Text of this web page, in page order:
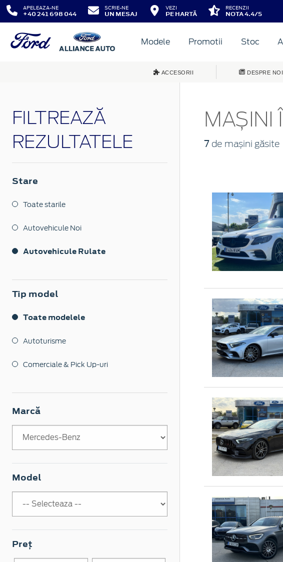
APELEAZA-NE
+40 241 698 044
SCRIE-NE
UN MESAJ
VEZI
PE HARTĂ
RECENZII
NOTA 4.4/5
Modele Promotii Stoc
ACCESORII DESPRE NOI
FILTREAZĂ
REZULTATELE
Stare
Toate starile
Autovehicule Noi
Autovehicule Rulate
Tip model
Toate modelele
Autoturisme
Comerciale & Pick Up-uri
Marcă
Model
Preț
MAȘINI
7 de mașini găsite